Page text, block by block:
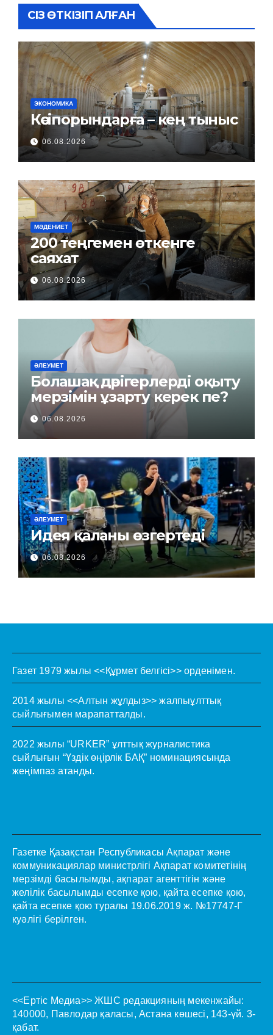
СІЗ ӨТКІЗІП АЛҒАН
ЭКОНОМИКА
Кәсіпорындарға – кең тыныс
06.08.2026
МӘДЕНИЕТ
200 теңгемен өткенге
саяхат
06.08.2026
ӘЛЕУМЕТ
Болашақ дәрігерлерді оқыту
мерзімін ұзарту керек пе?
06.08.2026
ӘЛЕУМЕТ
Идея қаланы өзгертеді
06.08.2026
Газет 1979 жылы <<Құрмет белгісі>> орденімен.
2014 жылы <<Алтын жұлдыз>> жалпыұлттық
сыйлығымен марапатталды.
2022 жылы “URKER” ұлттық журналистика
сыйлығын “Үздік өңірлік БАҚ” номинациясында
жеңімпаз атанды.
Газетке Қазақстан Республикасы Ақпарат және
коммуникациялар министрлігі Ақпарат комитетінің
мерзімді басылымды, ақпарат агенттігін және
желілік басылымды есепке қою, қайта есепке қою,
қайта есепке қою туралы 19.06.2019 ж. №17747-Г
куәлігі берілген.
<<Ертіс Медиа>> ЖШС редакцияның мекенжайы:
140000, Павлодар қаласы, Астана көшесі, 143-үй. 3-
қабат.